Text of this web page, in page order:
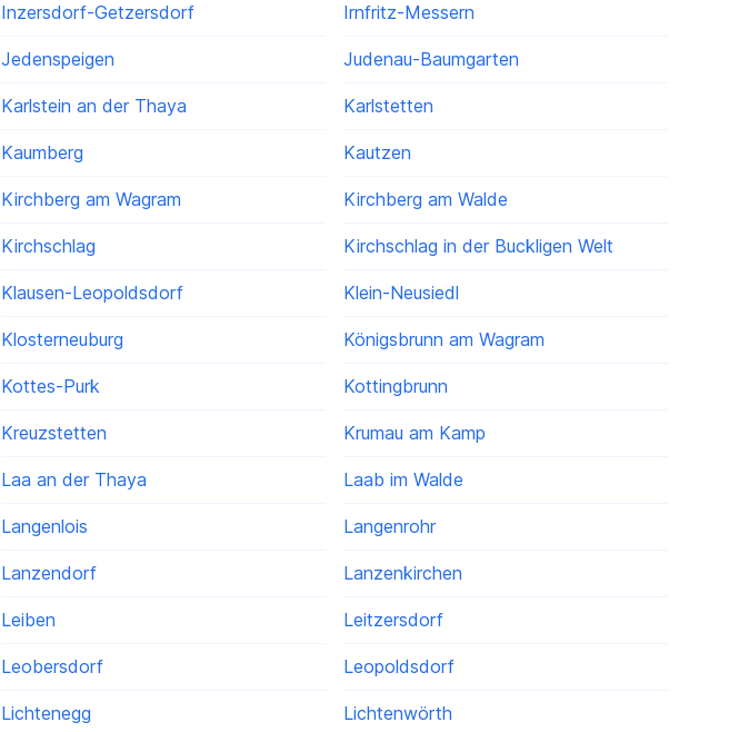
Inzersdorf-Getzersdorf Irnfritz-Messern
Jedenspeigen Judenau-Baumgarten
Karlstein an der Thaya Karlstetten
Kaumberg Kautzen
Kirchberg am Wagram Kirchberg am Walde
Kirchschlag Kirchschlag in der Buckligen Welt
Klausen-Leopoldsdorf Klein-Neusiedl
Klosterneuburg Königsbrunn am Wagram
Kottes-Purk Kottingbrunn
Kreuzstetten Krumau am Kamp
Laa an der Thaya Laab im Walde
Langenlois Langenrohr
Lanzendorf Lanzenkirchen
Leiben Leitzersdorf
Leobersdorf Leopoldsdorf
Lichtenegg Lichtenwörth